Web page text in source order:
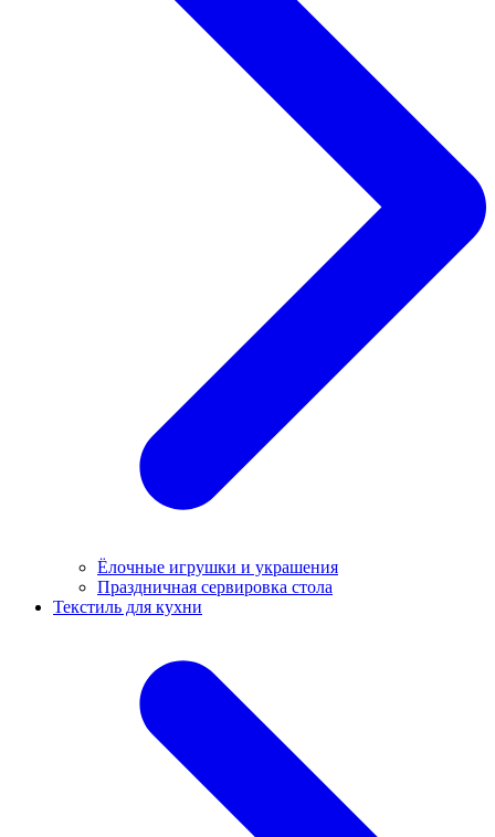
Ёлочные игрушки и украшения
Праздничная сервировка стола
Текстиль для кухни